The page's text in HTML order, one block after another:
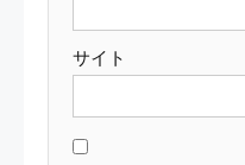
サイト